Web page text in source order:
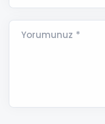
Yorumunuz *